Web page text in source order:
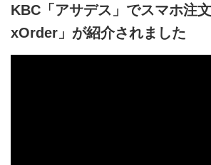
KBC「アサデス」でスマホ注
xOrder」が紹介されました